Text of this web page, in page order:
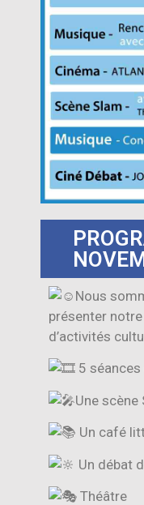
Nous
présenter
d’activités
5
Une scène
Un café
Un débat
Théâtre